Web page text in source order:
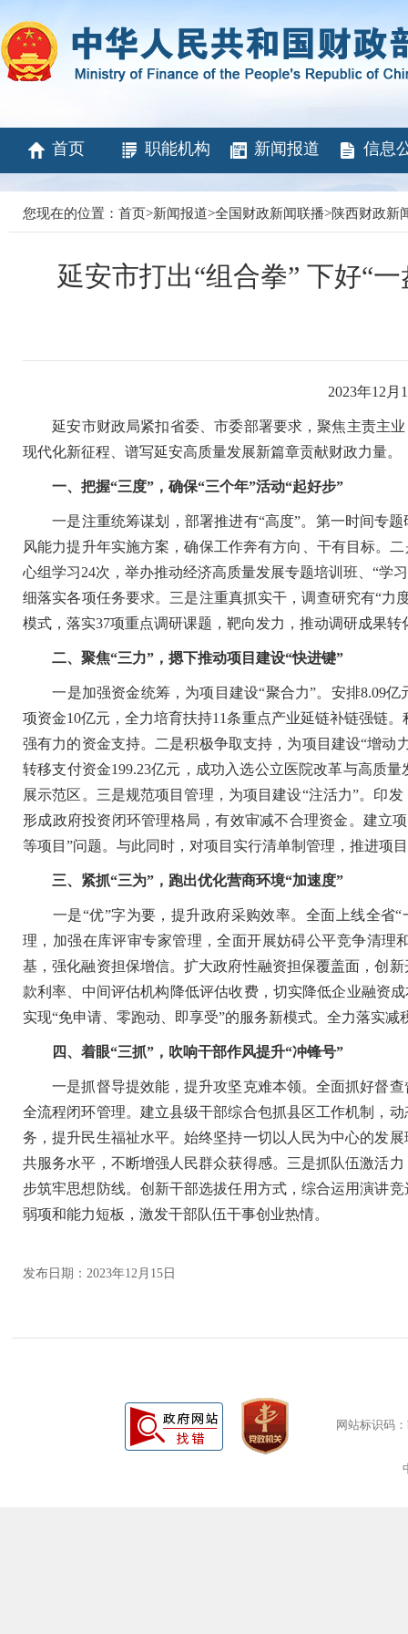
首页 职能机构 新闻报道 信息
您现在的位置： 首页>新闻报道>全国财政新闻联播>陕西财政新
延安市打出“组合拳” 下好“
2023年12月
延安市财政局紧扣省委、市委部署要求，聚焦主责主业
现代化新征程、谱写延安高质量发展新篇章贡献财政力量。
一、把握“三度”，确保“三个年”活动“起好步”
一是注重统筹谋划，部署推进有“高度”。第一时间专题
风能力提升年实施方案，确保工作奔有方向、干有目标。
心组学习24次，举办推动经济高质量发展专题培训班、“学
细落实各项任务要求。三是注重真抓实干，调查研究有“力
模式，落实37项重点调研课题，靶向发力，推动调研成果
二、聚焦“三力”，摁下推动项目建设“快进键”
一是加强资金统筹，为项目建设“聚合力”。安排8.09亿
项资金10亿元，全力培育扶持11条重点产业延链补链强链。
强有力的资金支持。二是积极争取支持，为项目建设“增
转移支付资金199.23亿元，成功入选公立医院改革与高质
展示范区。三是规范项目管理，为项目建设“注活力”。印
形成政府投资闭环管理格局，有效审减不合理资金。建立
等项目”问题。与此同时，对项目实行清单制管理，推进项
三、紧抓“三为”，跑出优化营商环境“加速度”
一是“优”字为要，提升政府采购效率。全面上线全省“
理，加强在库评审专家管理，全面开展妨碍公平竞争清理
基，强化融资担保增信。扩大政府性融资担保覆盖面，创
款利率、中间评估机构降低评估收费，切实降低企业融资
实现“免申请、零跑动、即享受”的服务新模式。全力落实
四、着眼“三抓”，吹响干部作风提升“冲锋号”
一是抓督导提效能，提升攻坚克难本领。全面抓好督查
全流程闭环管理。建立县级干部综合包抓县区工作机制，
务，提升民生福祉水平。始终坚持一切以人民为中心的发
共服务水平，不断增强人民群众获得感。三是抓队伍激活
步筑牢思想防线。创新干部选拔任用方式，综合运用演讲
弱项和能力短板，激发干部队伍干事创业热情。
发布日期：2023年12月15日
网站标识码